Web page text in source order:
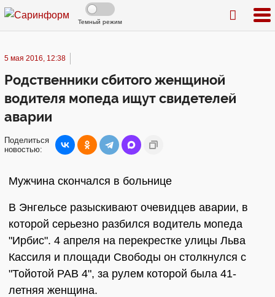
Темный режим
5 мая 2016, 12:38
Родственники сбитого женщиной
водителя мопеда ищут свидетелей
аварии
Поделиться
новостью:
Мужчина скончался в больнице
В Энгельсе разыскивают очевидцев аварии, в
которой серьезно разбился водитель мопеда
"Ирбис". 4 апреля на перекрестке улицы Льва
Кассиля и площади Свободы он столкнулся с
"Тойотой РАВ 4", за рулем которой была 41-
летняя женщина.